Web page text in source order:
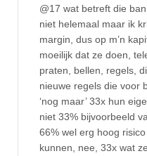
@17 wat betreft die
niet helemaal maar ik
margin, dus op m’n
moeilijk dat ze doen,
praten, bellen, regels,
nieuwe regels die voor
‘nog maar’ 33x hun
niet 33% bijvoorbeeld
66% wel erg hoog
kunnen, nee, 33x wat